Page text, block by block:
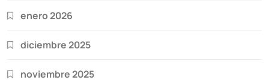
enero 2026
diciembre 2025
noviembre 2025